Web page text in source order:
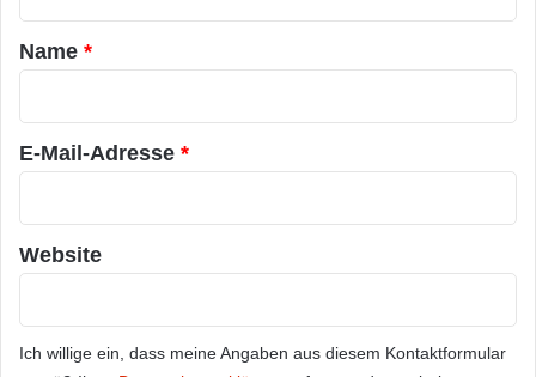
a
r
*
Name *
E-Mail-Adresse *
Website
Ich willige ein, dass meine Angaben aus diesem Kontaktformular